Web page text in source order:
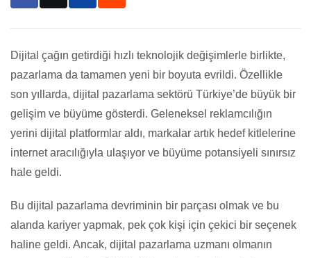
Dijital çağın getirdiği hızlı teknolojik değişimlerle birlikte,
pazarlama da tamamen yeni bir boyuta evrildi. Özellikle
son yıllarda, dijital pazarlama sektörü Türkiye’de büyük bir
gelişim ve büyüme gösterdi. Geleneksel reklamcılığın
yerini dijital platformlar aldı, markalar artık hedef kitlelerine
internet aracılığıyla ulaşıyor ve büyüme potansiyeli sınırsız
hale geldi.
Bu dijital pazarlama devriminin bir parçası olmak ve bu
alanda kariyer yapmak, pek çok kişi için çekici bir seçenek
haline geldi. Ancak, dijital pazarlama uzmanı olmanın